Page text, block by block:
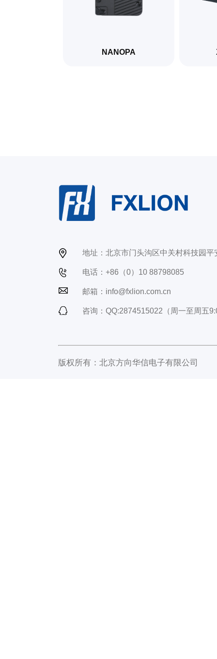
NANOPA
地址：北京市门头沟区中关村科技园平
电话：+86（0）10 88798085
邮箱：info@fxlion.com.cn
咨询：QQ:2874515022（周一至周五
版权所有：北京方向华信电子有限公司